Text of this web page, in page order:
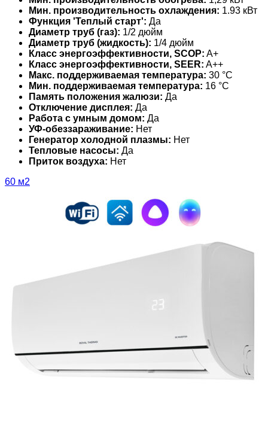
Мин. производительность охлаждения: 1.93 кВт
Функция 'Теплый старт': Да
Диаметр труб (газ): 1/2 дюйм
Диаметр труб (жидкость): 1/4 дюйм
Класс энергоэффективности, SCOP: A+
Класс энергоэффективности, SEER: A++
Макс. поддерживаемая температура: 30 °С
Мин. поддерживаемая температура: 16 °С
Память положения жалюзи: Да
Отключение дисплея: Да
Работа с умным домом: Да
УФ-обеззараживание: Нет
Генератор холодной плазмы: Нет
Тепловые насосы: Да
Приток воздуха: Нет
60 м2